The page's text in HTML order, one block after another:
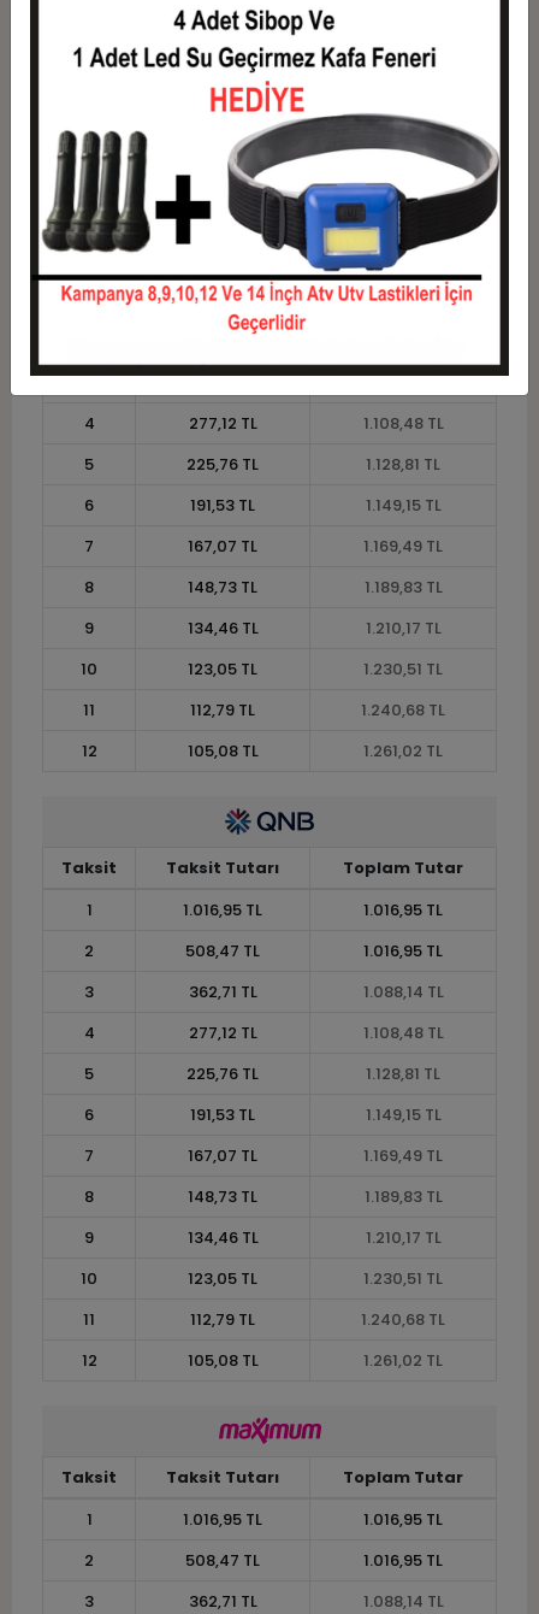
134,46 TL
10
123,05 TL
1.230,51 TL
112,79 TL
12
105,08 TL
Taksit Taksit Tutarı
Toplam Tutar
1
1.016,95 TL
1.016,95 TL
508,47 TL
3
362,71 TL
1.088,14 TL
4
277,12 TL
1.108,48 TL
5
225,76 TL
1.128,81 TL
6
191,53 TL
1.149,15 TL
7
167,07 TL
1.169,49 TL
8
148,73 TL
1.189,83 TL
9
134,46 TL
1.210,17 TL
10
123,05 TL
1.230,51 TL
11
112,79 TL
1.240,68 TL
12
105,08 TL 1.261,02 TL
Taksit Taksit Tutarı
Toplam Tutar
1
1.016,95 TL
1.016,95 TL
2
508,47 TL
1.016,95 TL
3
362,71 TL
1.088,14 TL
4
277,12 TL
1.108,48 TL
5
225,76 TL
1.128,81 TL
6
191,53 TL
1.149,15 TL
7
167,07 TL
1.169,49 TL
8
148,73 TL
1.189,83 TL
9
134,46 TL
1.210,17 TL
10
123,05 TL
1.230,51 TL
11
112,79 TL
1.240,68 TL
12
105,08 TL 1.261,02 TL
Taksit Taksit Tutarı
Toplam Tutar
1
1.016,95 TL
1.016,95 TL
2
508,47 TL
1.016,95 TL
3
362,71 TL 1.088,14 TL